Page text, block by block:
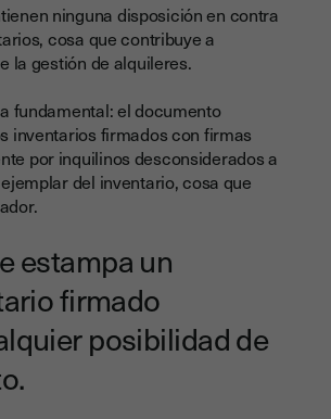
ninguna disposición en contra
cosa que contribuye a
la gestión de alquileres.
fundamental: el documento
inventarios firmados con firmas
por inquilinos desconsiderados a
del inventario, cosa que
estampa un
firmado
posibilidad de